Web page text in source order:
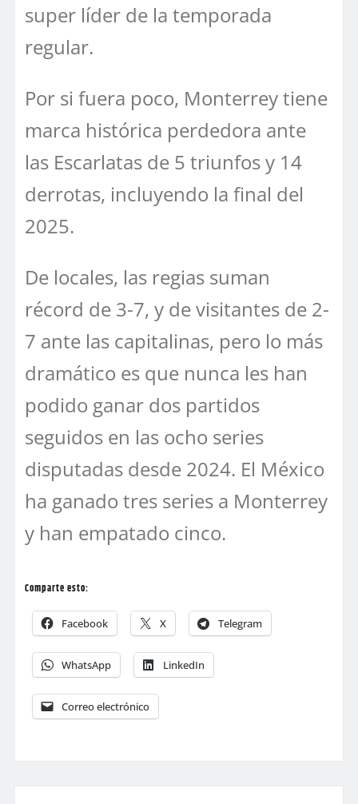
super líder de la temporada
regular.
Por si fuera poco, Monterrey tiene
marca histórica perdedora ante
las Escarlatas de 5 triunfos y 14
derrotas, incluyendo la final del
2025.
De locales, las regias suman
récord de 3-7, y de visitantes de 2-
7 ante las capitalinas, pero lo más
dramático es que nunca les han
podido ganar dos partidos
seguidos en las ocho series
disputadas desde 2024. El México
ha ganado tres series a Monterrey
y han empatado cinco.
Comparte esto:
Facebook X Telegram
WhatsApp LinkedIn
Correo electrónico